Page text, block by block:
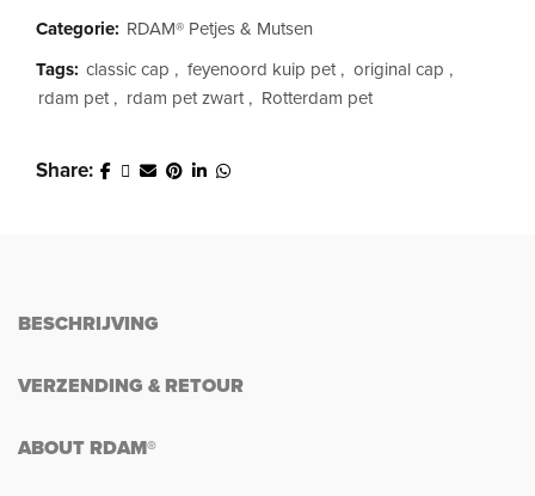
Categorie: RDAM® Petjes & Mutsen
Tags: classic cap , feyenoord kuip pet , original cap ,
rdam pet , rdam pet zwart , Rotterdam pet
Share
BESCHRIJVING
VERZENDING & RETOUR
ABOUT RDAM®